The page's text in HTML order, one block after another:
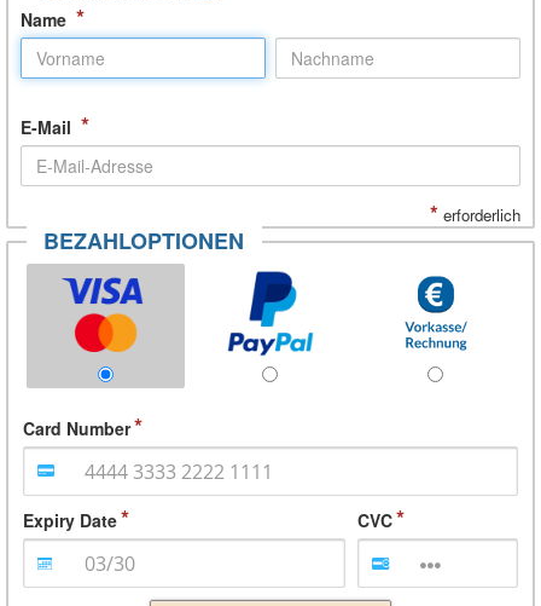
Name *
E-Mail *
* erforderlich
BEZAHLOPTIONEN
Card Number
Expiry Date CVC